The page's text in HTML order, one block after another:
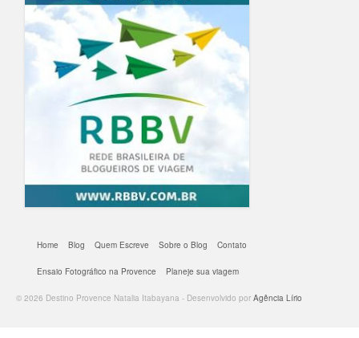
Home Blog Quem Escreve Sobre o Blog Contato
Ensaio Fotográfico na Provence Planeje sua viagem
© 2026 Destino Provence Natalia Itabayana - Desenvolvido por Agência Lírio